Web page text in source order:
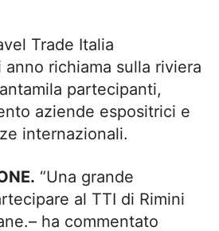
Trade Italia
richiama sulla riviera
partecipanti,
aziende espositrici e
internazionali.
“Una grande
al TTI di Rimini
ha commentato